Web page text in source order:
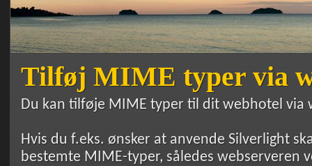
Tilføj MIME typer via
Du kan tilføje MIME typer til dit webhotel via
Hvis du f.eks. ønsker at anvende Silverlight
bestemte MIME-typer, således webserveren